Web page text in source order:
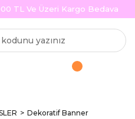
TL Ve Üzeri Kargo Bedava
Dekoratif Banner